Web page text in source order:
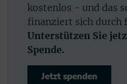
kostenlos - und das
finanziert sich durch
Unterstützen Sie
Spende.
Jetzt spenden